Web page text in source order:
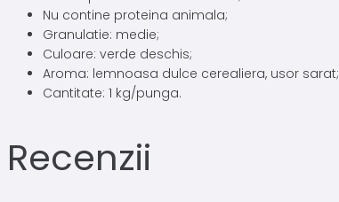
Nu contine proteina animala;
Granulatie: medie;
Culoare: verde deschis;
Aroma: lemnoasa dulce cerealiera, usor sarat;
Cantitate: 1 kg/punga.
Recenzii